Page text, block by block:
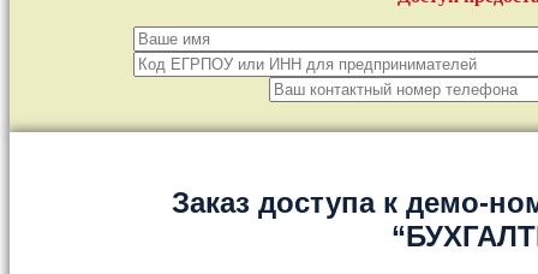
Заказ доступа к демо-